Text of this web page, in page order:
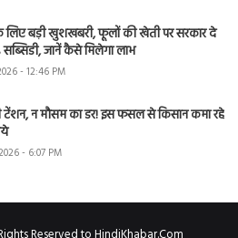
लिए बड़ी खुशखबरी, फूलों की खेती पर सरकार दे
सब्सिडी, जानें कैसे मिलेगा लाभ
- 12:46 PM
टेंशन, न मौसम का डर! इस फसल से किसान कमा रहे
- 6:07 PM